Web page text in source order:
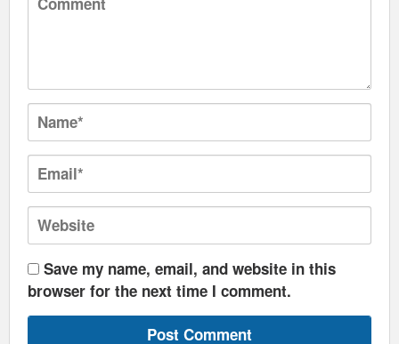
Save my name, email, and website in this
browser for the next time I comment.